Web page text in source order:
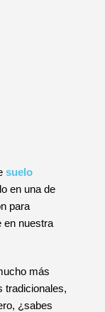
suelo
en una de
para
en nuestra
más
tradicionales,
¿sabes